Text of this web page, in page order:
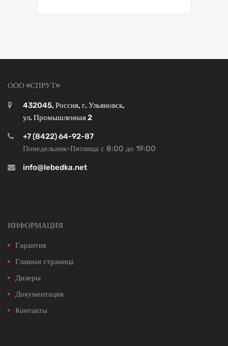
ООО «СПРУТ»
432045, Россия, г. Ульяновск,
ул. Промышленная 2
+7 (8422) 64-92-87
Понедельник-Пятница с 8:00 до 19:00
info@lebedka.net
ИНФОРМАЦИЯ
Гарантия
Главная страница
Дилеры
Документация
Контакты